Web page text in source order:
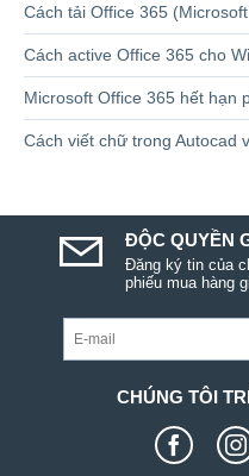
Cách tải Office 365
Cách active Office 365 cho
Microsoft Office 365 hết hạn
Cách viết chữ trong Autocad
ĐỘC QUYỀN
Đăng ký tin của
phiếu mua hàng
CHÚNG TÔI